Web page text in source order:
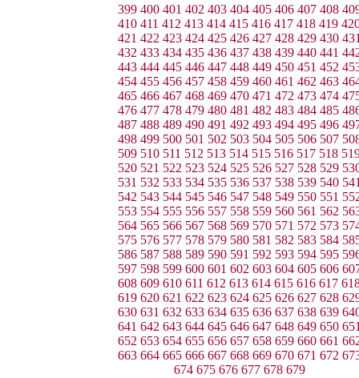
399 400 401 402 403 404 405 406 407 408
410 411 412 413 414 415 416 417 418 419
421 422 423 424 425 426 427 428 429 430
432 433 434 435 436 437 438 439 440 441
443 444 445 446 447 448 449 450 451 452
454 455 456 457 458 459 460 461 462 463
465 466 467 468 469 470 471 472 473 474
476 477 478 479 480 481 482 483 484 485
487 488 489 490 491 492 493 494 495 496
498 499 500 501 502 503 504 505 506 507
509 510 511 512 513 514 515 516 517 518
520 521 522 523 524 525 526 527 528 529
531 532 533 534 535 536 537 538 539 540
542 543 544 545 546 547 548 549 550 551
553 554 555 556 557 558 559 560 561 562
564 565 566 567 568 569 570 571 572 573
575 576 577 578 579 580 581 582 583 584
586 587 588 589 590 591 592 593 594 595
597 598 599 600 601 602 603 604 605 606
608 609 610 611 612 613 614 615 616 617
619 620 621 622 623 624 625 626 627 628
630 631 632 633 634 635 636 637 638 639
641 642 643 644 645 646 647 648 649 650
652 653 654 655 656 657 658 659 660 661
663 664 665 666 667 668 669 670 671 672
674 675 676 677 678 679